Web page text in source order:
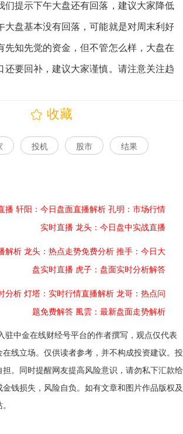
们提示下午大盘还有回落，建议大家降低
大盘基本没有回落，可能就是对周末利好
先知先觉的资金，但不管怎么样，大盘在
还要回补，建议大家谨慎。请注意关注趋
收藏
投机 股市 结果
播 轩阳：今日盘面直播解析 孔明：市场行情
实时直播 龙头：今日盘中实战直播
解析 龙头：热点走势免费分析 推手：今日大
盘实时直播 虎子：盘面实时分析解答
分析 灯塔：实时行情直播解析 龙哥：热点问
题免费解答 風雲：最新盘面走势解析
驻中金在线财经号平台的作者撰写，观点仅代表
线立场。仅供读者参考，并不构成投资建议。投
担。同时提醒网友提高风险意识，请勿私下汇款给
金钱损失，风险自负。如有文章和图片作品版权及